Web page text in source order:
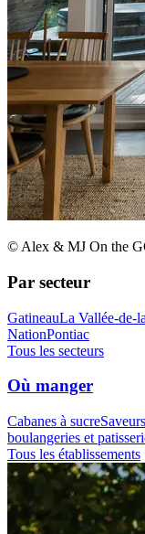
© Alex & MJ On the
Par secteur
GatineauLa Vallée-de-
NationPontiac
Tous les secteurs
Où manger
Cabanes à sucre
boulangeries et
Tous les établissements